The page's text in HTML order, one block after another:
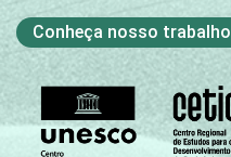
Conheça nosso trabalho